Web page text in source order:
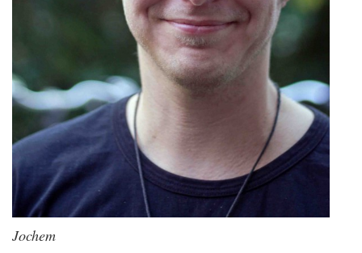
Jochem